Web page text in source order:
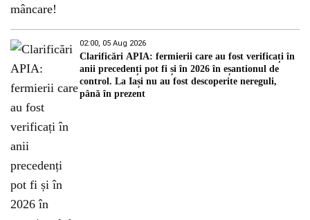
02:00, 05 Aug 2026
Clarificări APIA: fermierii care au fost verificați în
anii precedenți pot fi și în 2026 în eșantionul de
control. La Iași nu au fost descoperite nereguli,
până în prezent